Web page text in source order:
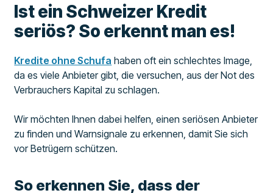
Ist ein Schweizer Kredit
seriös? So erkennt man es!
Kredite ohne Schufa haben oft ein schlechtes Image,
da es viele Anbieter gibt, die versuchen, aus der Not des
Verbrauchers Kapital zu schlagen.
Wir möchten Ihnen dabei helfen, einen seriösen Anbieter
zu finden und Warnsignale zu erkennen, damit Sie sich
vor Betrügern schützen.
So erkennen Sie, dass der